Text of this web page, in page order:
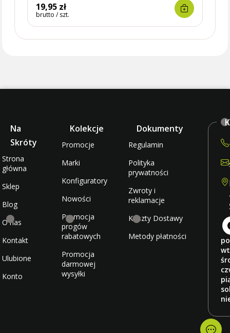
19,95 zł
brutto / szt.
Na
Skróty
Strona
główna
Sklep
Blog
O nas
Kontakt
Ulubione
Konto
Kolekcje
Promocje
Marki
Konfiguratory
Nowości
Promocja
progów
rabatowych
Promocja
darmowej
wysyłki
Dokumenty
Regulamin
Polityka
prywatności
Zwroty i
reklamacje
Koszty Dostawy
Metody płatności